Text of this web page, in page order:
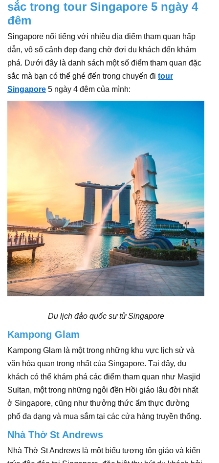
sắc trong tour Singapore 5 ngày 4
đêm
Singapore nổi tiếng với nhiều địa điểm tham quan hấp
dẫn, vô số cảnh đẹp đang chờ đợi du khách đến khám
phá. Dưới đây là danh sách một số điểm tham quan đặc
sắc mà bạn có thể ghé đến trong chuyến đi tour
Singapore 5 ngày 4 đêm của mình:
Du lịch đảo quốc sư tử Singapore
Kampong Glam
Kampong Glam là một trong những khu vực lịch sử và
văn hóa quan trọng nhất của Singapore. Tại đây, du
khách có thể khám phá các điểm tham quan như Masjid
Sultan, một trong những ngôi đền Hồi giáo lâu đời nhất
ở Singapore, cũng như thưởng thức ẩm thực đường
phố đa dạng và mua sắm tại các cửa hàng truyền thống.
Nhà Thờ St Andrews
Nhà Thờ St Andrews là một biểu tượng tôn giáo và kiến